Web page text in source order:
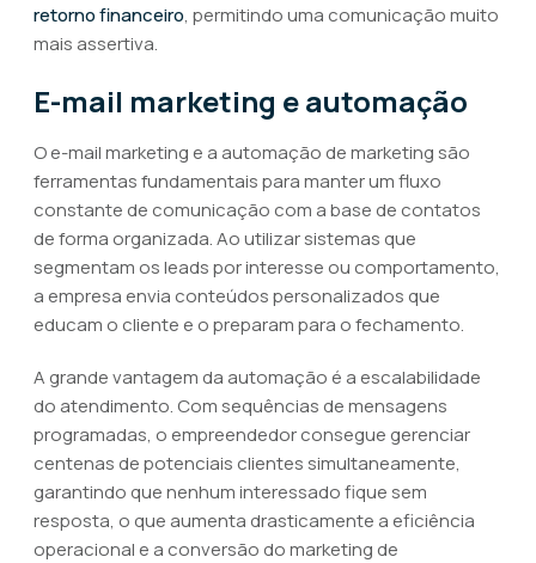
retorno financeiro, permitindo uma comunicação muito
mais assertiva.
E-mail marketing e automação
O e-mail marketing e a automação de marketing são
ferramentas fundamentais para manter um fluxo
constante de comunicação com a base de contatos
de forma organizada. Ao utilizar sistemas que
segmentam os leads por interesse ou comportamento,
a empresa envia conteúdos personalizados que
educam o cliente e o preparam para o fechamento.
A grande vantagem da automação é a escalabilidade
do atendimento. Com sequências de mensagens
programadas, o empreendedor consegue gerenciar
centenas de potenciais clientes simultaneamente,
garantindo que nenhum interessado fique sem
resposta, o que aumenta drasticamente a eficiência
operacional e a conversão do marketing de